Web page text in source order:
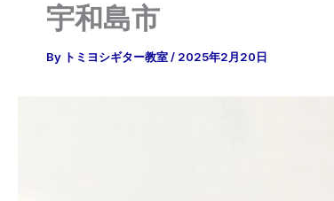
宇和島市
By トミヨシギター教室/ 2025年2月20日